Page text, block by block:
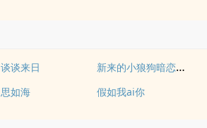
谈谈来日 新来的小狼狗暗恋我[电竞]
思如海 假如我ai你